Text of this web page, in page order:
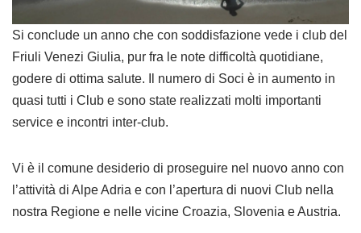
Si conclude un anno che con soddisfazione vede i club del
Friuli Venezi Giulia, pur fra le note difficoltà quotidiane,
godere di ottima salute. Il numero di Soci è in aumento in
quasi tutti i Club e sono state realizzati molti importanti
service e incontri inter-club.
Vi è il comune desiderio di proseguire nel nuovo anno con
l’attività di Alpe Adria e con l’apertura di nuovi Club nella
nostra Regione e nelle vicine Croazia, Slovenia e Austria.